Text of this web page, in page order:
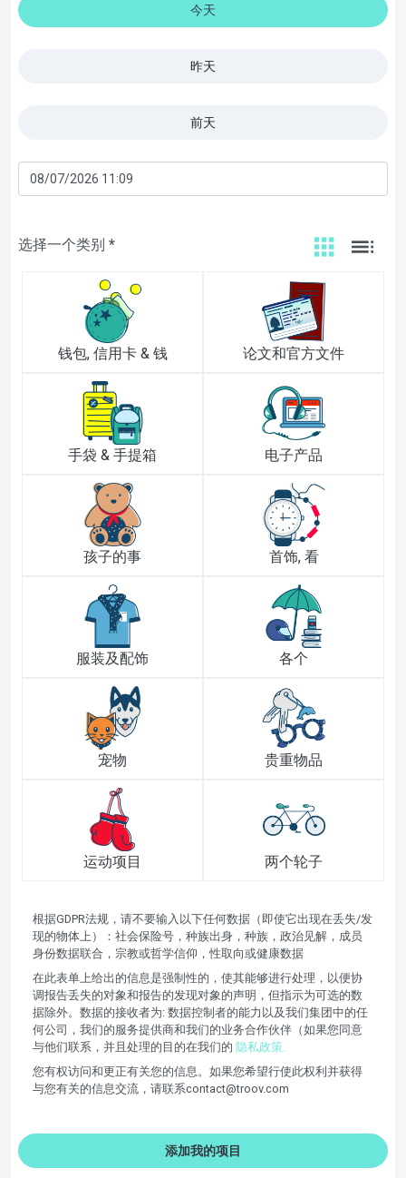
今天
昨天
前天
选择一个类别 *
钱包, 信用卡 & 钱 论文和官方文件
手袋 & 手提箱 电子产品
孩子的事 首饰, 看
服装及配饰 各个
宠物 贵重物品
运动项目 两个轮子
根据GDPR法规，请不要输入以下任何数据（即使它出现在丢失/发
现的物体上）：社会保险号，种族出身，种族，政治见解，成员
身份数据联合，宗教或哲学信仰，性取向或健康数据
在此表单上给出的信息是强制性的，使其能够进行处理，以便协
调报告丢失的对象和报告的发现对象的声明，但指示为可选的数
据除外。数据的接收者为: 数据控制者的能力以及我们集团中的任
何公司，我们的服务提供商和我们的业务合作伙伴（如果您同意
与他们联系，并且处理的目的在我们的 隐私政策.
您有权访问和更正有关您的信息。如果您希望行使此权利并获得
与您有关的信息交流，请联系contact@troov.com
添加我的项目